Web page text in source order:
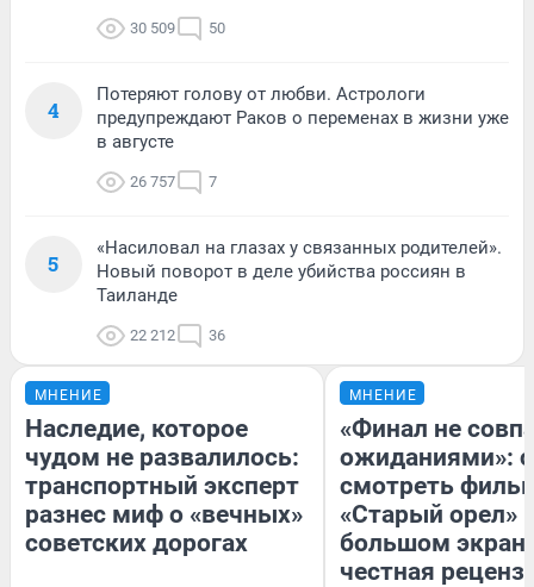
30 509 50
4
Потеряют голову от любви. Астрологи
предупреждают Раков о переменах в жизни уже
в августе
26 757 7
5
«Насиловал на глазах у связанных родителей».
Новый поворот в деле убийства россиян в
Таиланде
22 212 36
МНЕНИЕ
Наследие, которое
чудом не развалилось:
транспортный эксперт
разнес миф о «вечных»
советских дорогах
МНЕНИЕ
«Финал не
ожиданиями»:
смотреть
«Старый орел»
большом
честная